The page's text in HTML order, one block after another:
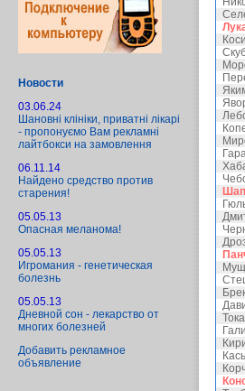
Новости
03.06.24
Шановні клініки, приватні лікарі
- пропонуємо Вам рекламні
лайтбокси на замовлення
06.11.14
Найдено средство против
старения!
05.05.13
Опасная меланома!
05.05.13
Игромания - генетическая
болезнь
05.05.13
Дневной сон - лекарство от
многих болезней
Добавить рекламное
объявление